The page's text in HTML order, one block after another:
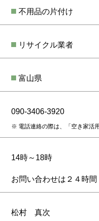
不用品の片付け
リサイクル業者
富山県
090-3406-3920
電話連絡の際は、「空き家活
14時～18時
お問い合わせは２４時間
松村 真次